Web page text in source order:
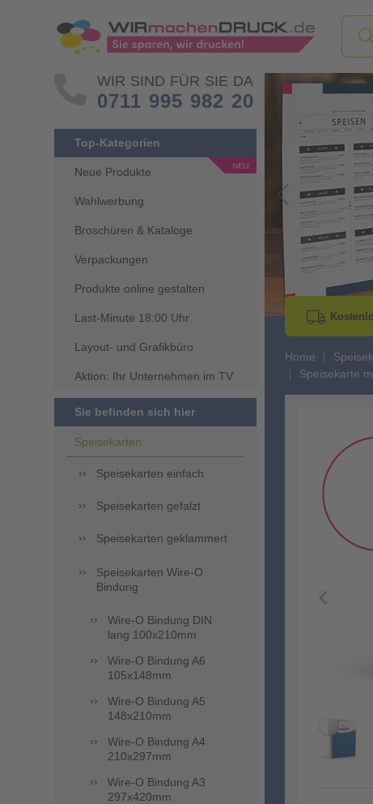
WIR SIND FÜR SIE DA
0711 995 982 20
Top-Kategorien
Neue Produkte
Wahlwerbung
Broschüren & Kataloge
Verpackungen
Produkte online gestalten
Last-Minute 18:00 Uhr
Layout- und Grafikbüro
Aktion: Ihr Unternehmen im TV
Sie befinden sich hier
Speisekarten
Speisekarten einfach
Speisekarten gefalzt
Speisekarten geklammert
Speisekarten Wire-O
Bindung
Wire-O Bindung DIN
lang 100x210mm
Wire-O Bindung A6
105x148mm
Wire-O Bindung A5
148x210mm
Wire-O Bindung A4
210x297mm
Wire-O Bindung A3
297x420mm
Go to Previous
Home
Speisekarte